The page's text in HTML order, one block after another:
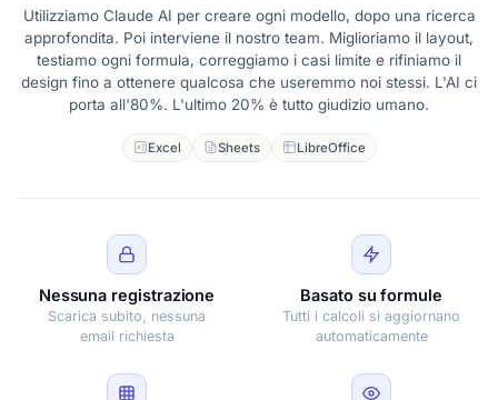
Utilizziamo Claude AI per creare ogni modello, dopo una ricerca
approfondita. Poi interviene il nostro team. Miglioriamo il layout,
testiamo ogni formula, correggiamo i casi limite e rifiniamo il
design fino a ottenere qualcosa che useremmo noi stessi. L'AI ci
porta all'80%. L'ultimo 20% è tutto giudizio umano.
Excel Sheets LibreOffice
Nessuna registrazione
Scarica subito, nessuna
email richiesta
Basato su formule
Tutti i calcoli si aggiornano
automaticamente